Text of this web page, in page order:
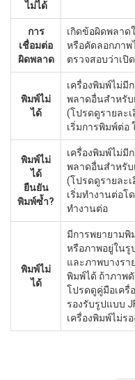
ไม่ได้
การ
เชื่อมต่อ
ผิดพลาด
เกิดข้อผิดพลา
หรือคัดลอกภาพ
ตรวจสอบว่าเปิ
พิมพ์ไม่
ได้
เครื่องพิมพ์ไม่มี
พลาดอื่นสำหรับ
(โปรดดูรายละ
เริ่มการพิมพ์ต่อ
พิมพ์ไม่
ได้
ยืนยัน
พิมพ์ซ้ำ?
เครื่องพิมพ์ไม่มี
พลาดอื่นสำหรับ
(โปรดดูรายละ
เริ่มทำงานต่อโ
ทำงานต่อ
พิมพ์ไม่
ได้
มีการพยายามพิ
หรือภาพอยู่ในรู
และภาพบางรา
พิมพ์ได้ ถ้าภาพ
โปรดดูคู่มือเครื่
รองรับรูปแบบ
เครื่องพิมพ์ไม่ร